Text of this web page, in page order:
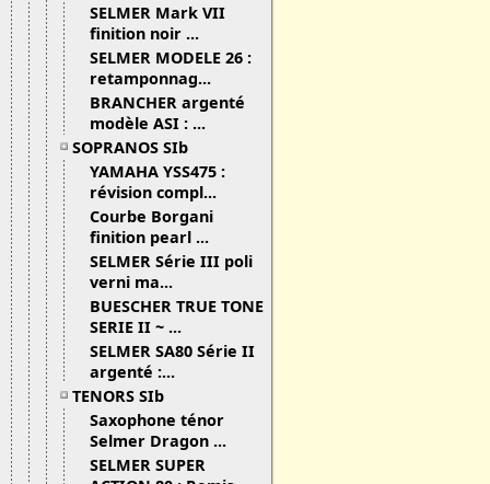
SELMER Mark VII
finition noir ...
SELMER MODELE 26 :
retamponnag...
BRANCHER argenté
modèle ASI : ...
SOPRANOS SIb
YAMAHA YSS475 :
révision compl...
Courbe Borgani
finition pearl ...
SELMER Série III poli
verni ma...
BUESCHER TRUE TONE
SERIE II ~ ...
SELMER SA80 Série II
argenté :...
TENORS SIb
Saxophone ténor
Selmer Dragon ...
SELMER SUPER